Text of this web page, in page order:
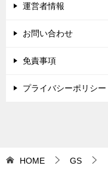
運営者情報
お問い合わせ
免責事項
プライバシーポリシー
HOME GS